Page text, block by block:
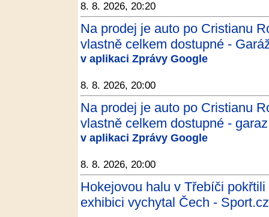
8. 8. 2026, 20:20
Na prodej je auto po Cristianu
vlastně celkem dostupné -
v aplikaci Zprávy Google
8. 8. 2026, 20:00
Na prodej je auto po Cristianu
vlastně celkem dostupné -
v aplikaci Zprávy Google
8. 8. 2026, 20:00
Hokejovou halu v Třebíči
exhibici vychytal Čech - Sport.cz